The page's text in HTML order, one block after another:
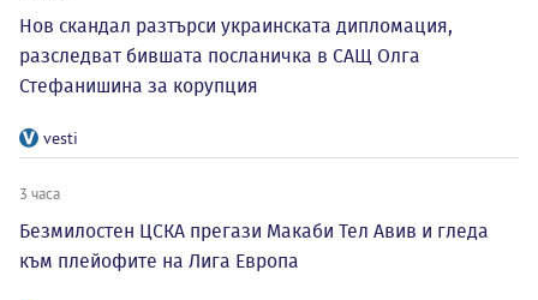
Нов скандал разтърси украинската дипломация,
разследват бившата посланичка в САЩ Олга
Стефанишина за корупция
vesti
3 часа
Безмилостен ЦСКА прегази Макаби Тел Авив и гледа
към плейофите на Лига Европа